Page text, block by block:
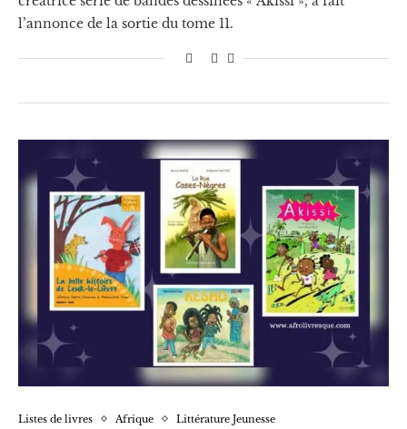
l’annonce de la sortie du tome 11.
Listes de livres Afrique Littérature Jeunesse